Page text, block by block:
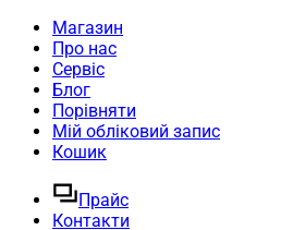
Магазин
Про нас
Сервіс
Блог
Порівняти
Мій обліковий запис
Кошик
Прайс
Контакти